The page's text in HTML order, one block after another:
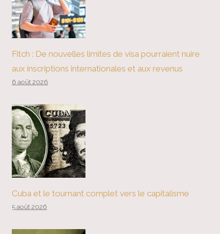
Fitch : De nouvelles limites de visa pourraient nuire
aux inscriptions internationales et aux revenus
6 août 2026
Cuba et le tournant complet vers le capitalisme
5 août 2026